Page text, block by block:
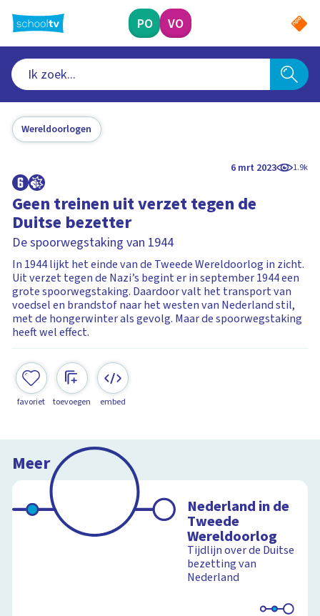
naar
hoofdinhoud
PO VO
Wereldoorlogen
6 mrt 2023 1.9k
Geen treinen uit verzet tegen de
Duitse bezetter
De spoorwegstaking van 1944
In 1944 lijkt het einde van de Tweede Wereldoorlog in zicht.
Uit verzet tegen de Nazi’s begint er in september 1944 een
grote spoorwegstaking. Daardoor valt het transport van
voedsel en brandstof naar het westen van Nederland stil,
met de hongerwinter als gevolg. Maar de spoorwegstaking
heeft wel effect.
favoriet toevoegen embed
Meer
Nederland in de
Tweede
Wereldoorlog
Tijdlijn over de Duitse
bezetting van
Nederland